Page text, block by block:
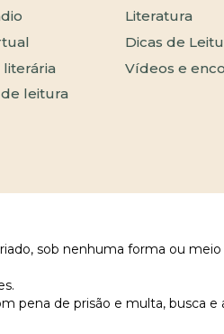
literária
leitura
Literatura
Dicas de
Vídeos e
sob nenhuma forma ou
pena de prisão e multa, busca e